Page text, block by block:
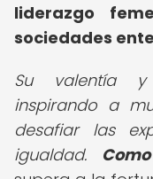
liderazgo
sociedades
Su valentía y
inspirando a
desafiar las
igualdad.